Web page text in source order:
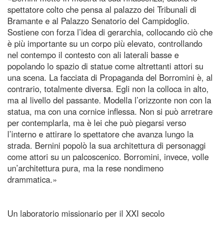
spettatore colto che pensa al palazzo dei Tribunali di
Bramante e al Palazzo Senatorio del Campidoglio.
Sostiene con forza l’idea di gerarchia, collocando ciò che
è più importante su un corpo più elevato, controllando
nel contempo il contesto con ali laterali basse e
popolando lo spazio di statue come altrettanti attori su
una scena. La facciata di Propaganda del Borromini è, al
contrario, totalmente diversa. Egli non la colloca in alto,
ma al livello del passante. Modella l’orizzonte non con la
statua, ma con una cornice inflessa. Non si può arretrare
per contemplarla, ma è lei che può piegarsi verso
l’interno e attirare lo spettatore che avanza lungo la
strada. Bernini popolò la sua architettura di personaggi
come attori su un palcoscenico. Borromini, invece, volle
un’architettura pura, ma la rese nondimeno
drammatica.»
Un laboratorio missionario per il XXI secolo